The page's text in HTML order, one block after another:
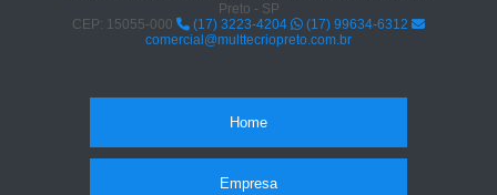
Preto - SP
CEP: 15055-000
(17) 3223-4204
(17) 99634-6312
comercial@multtecriopreto.com.br
Home
Empresa